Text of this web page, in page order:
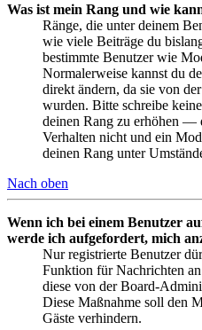
Was ist mein Rang und wie
Ränge, die unter deinem
wie viele Beiträge du
bestimmte Benutzer wie
Normalerweise kannst du
direkt ändern, da sie von
wurden. Bitte schreibe
deinen Rang zu erhöhen —
Verhalten nicht und ein
deinen Rang unter
Nach oben
Wenn ich bei einem Benutzer
werde ich aufgefordert, mich
Nur registrierte Benutzer
Funktion für Nachrichten
diese von der Board-
Diese Maßnahme soll den
Gäste verhindern.